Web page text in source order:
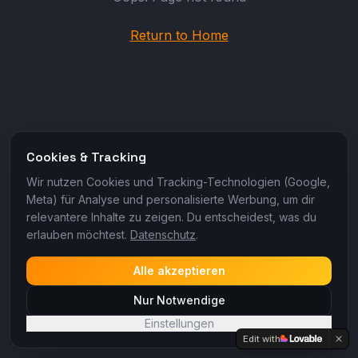
Return to Home
Cookies & Tracking
Wir nutzen Cookies und Tracking-Technologien (Google,
Meta) für Analyse und personalisierte Werbung, um dir
relevantere Inhalte zu zeigen. Du entscheidest, was du
erlauben möchtest. Datenschutz.
Alle akzeptieren
Nur Notwendige
Einstellungen
Edit with